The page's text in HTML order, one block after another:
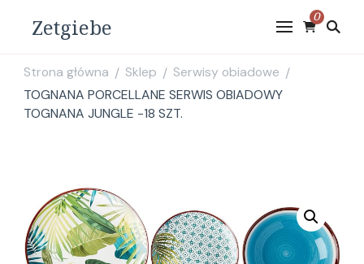
Zetgiebe 0
Strona główna / Sklep / Serwisy obiadowe /
TOGNANA PORCELLANE SERWIS OBIADOWY
TOGNANA JUNGLE -18 SZT.